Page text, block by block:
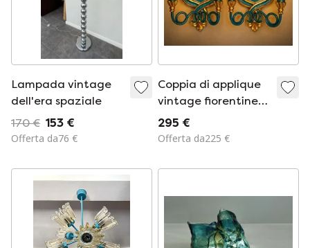
Lampada vintage
dell'era spaziale
170 € 153 €
Offerta da76 €
Coppia di applique
vintage fiorentine
italiane in legno oro
e turchese a 2 luci,
Regency
295 €
Offerta da225 €